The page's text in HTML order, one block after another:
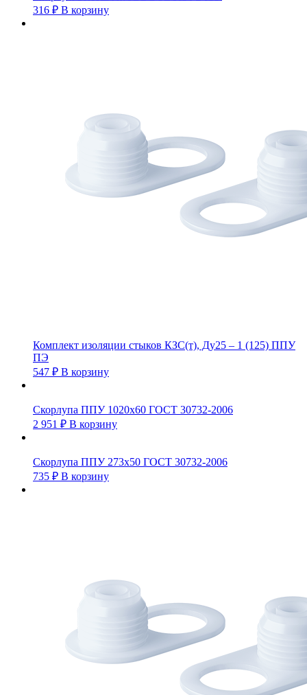
316 ₽ В корзину
Комплект изоляции стыков КЗС(т), Ду25 – 1 (125) ППУ
ПЭ
547 ₽ В корзину
Скорлупа ППУ 1020х60 ГОСТ 30732-2006
2 951 ₽ В корзину
Скорлупа ППУ 273х50 ГОСТ 30732-2006
735 ₽ В корзину